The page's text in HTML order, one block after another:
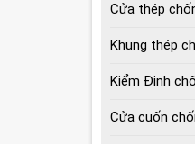
Cửa thép
Khung thép
Kiểm Đinh
Cửa cuốn